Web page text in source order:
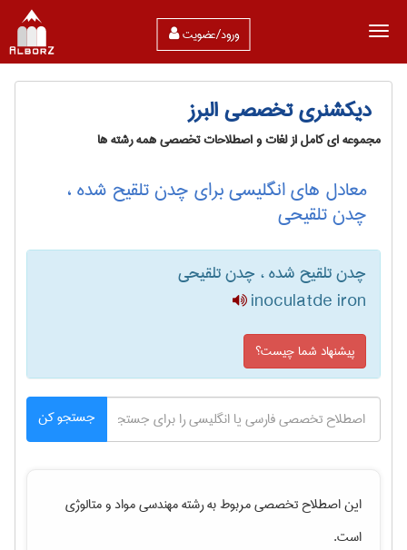
ورود/عضویت
دیکشنری تخصصی البرز
مجموعه ای کامل از لغات و اصطلاحات تخصصی همه رشته ها
معادل های انگلیسی برای چدن تلقیح شده ،
چدن تلقیحی
چدن تلقیح شده ، چدن تلقیحی
inoculatde iron
پیشنهاد شما چیست؟
جستجو کن
این اصطلاح تخصصی مربوط به رشتهمهندسی مواد و متالوژی
است.